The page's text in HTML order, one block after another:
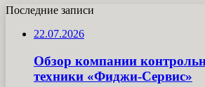
Последние записи
22.07.2026
Обзор компании
техники «Фиджи-Сервис»